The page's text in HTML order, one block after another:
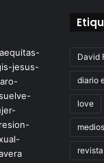
David
diario
love